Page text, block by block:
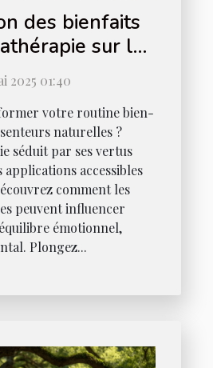
des bienfaits
sur le
2025 01:40
votre routine bien-
naturelles ?
séduit par ses vertus
applications accessibles
comment les
peuvent influencer
émotionnel,
Plongez...